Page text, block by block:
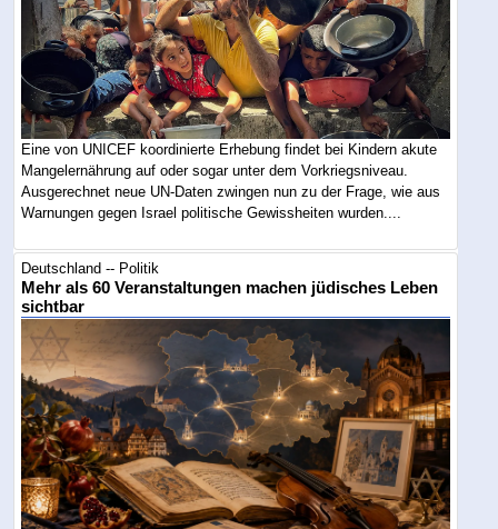
Eine von UNICEF koordinierte Erhebung findet bei Kindern akute
Mangelernährung auf oder sogar unter dem Vorkriegsniveau.
Ausgerechnet neue UN-Daten zwingen nun zu der Frage, wie aus
Warnungen gegen Israel politische Gewissheiten wurden....
Deutschland -- Politik
Mehr als 60 Veranstaltungen machen jüdisches Leben
sichtbar